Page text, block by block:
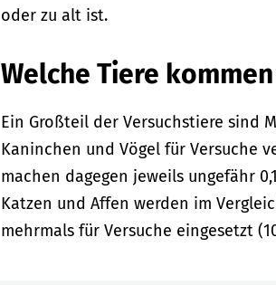
oder zu alt ist.
Welche Tiere
Ein Großteil der Versuchstiere sind
Kaninchen und Vögel für Versuche
machen dagegen jeweils ungefähr
Katzen und Affen werden im
mehrmals für Versuche eingesetzt